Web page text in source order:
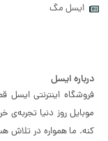
ایسل مگ
درباره ایسل
فروشگاه اینترنتی
موبایل روز دنیا تجربه‌ی
کنه. ما همواره در تلاش